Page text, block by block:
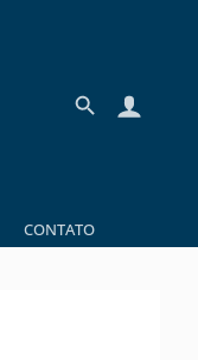
CONTATO